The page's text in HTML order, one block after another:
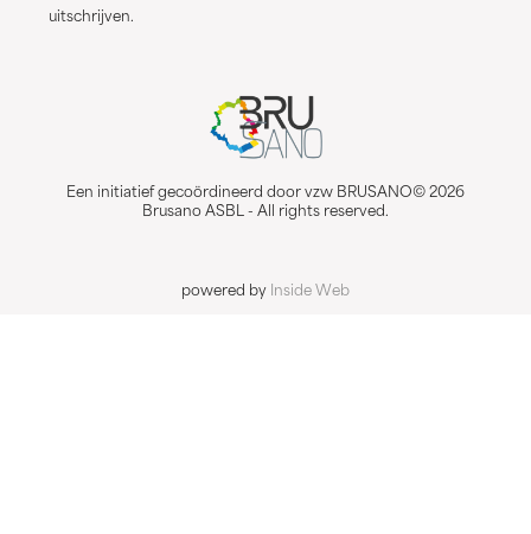
uitschrijven.
Een initiatief gecoördineerd door vzw BRUSANO© 2026
Brusano ASBL - All rights reserved.
powered by Inside Web